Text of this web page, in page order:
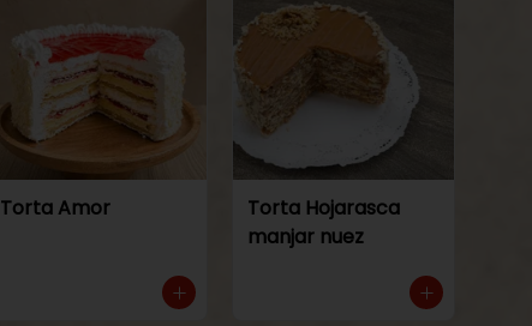
Torta Amor
Torta Hojarasca
manjar nuez